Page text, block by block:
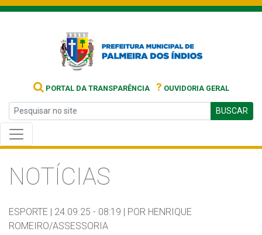
PORTAL DA TRANSPARÊNCIA ? OUVIDORIA GERAL
BUSCAR
NOTÍCIAS
ESPORTE | 24.09.25 - 08:19 | POR HENRIQUE
ROMEIRO/ASSESSORIA